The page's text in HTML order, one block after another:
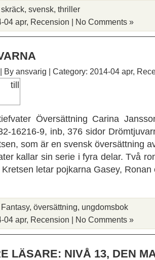
skräck svensk thriller
04 apr, Recension | No Comments »
By ansvarig | Category: 2014-04 apr,
Översättning Carina
16216-9, inb, 376 sidor
som är en svensk översättning
kallar sin serie i fyra delar. Två
letar pojkarna Gasey,
Fantasy, översättning ungdomsbok
04 apr, Recension | No Comments »
LÄSARE: NIVÅ 13, DEN